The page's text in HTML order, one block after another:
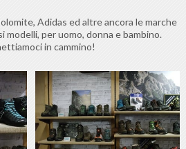
Adidas ed altre ancora le marche
per uomo, donna e bambino.
in cammino!